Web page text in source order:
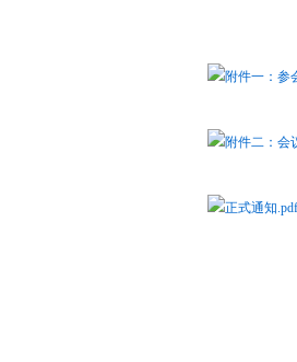
附件一：参
附件二：会
正式通知.pdf